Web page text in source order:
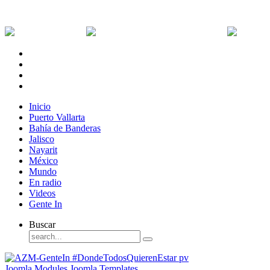
Inicio
Puerto Vallarta
Bahía de Banderas
Jalisco
Nayarit
México
Mundo
En radio
Videos
Gente In
Buscar